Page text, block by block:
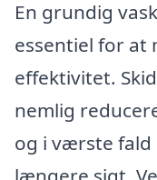
En grundig
essentiel for at
effektivitet.
nemlig
og i værste fald